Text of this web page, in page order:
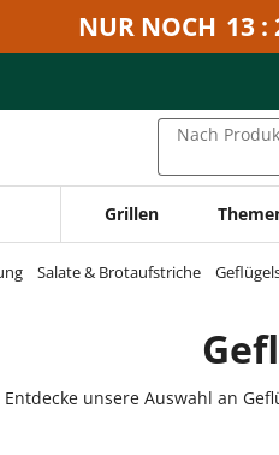
NUR NOCH 13 :
Nach
Grillen
Salate & Brotaufstriche
Entdecke unsere Auswahl an